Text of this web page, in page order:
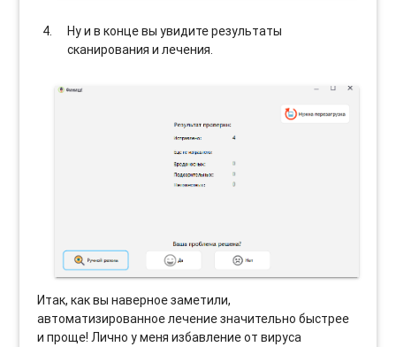
Ну и в конце вы увидите результаты
сканирования и лечения.
Итак, как вы наверное заметили,
автоматизированное лечение значительно быстрее
и проще! Лично у меня избавление от вируса